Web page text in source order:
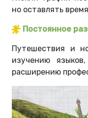
но оставлять
Постоянное
Путешествия и
изучению
расширению